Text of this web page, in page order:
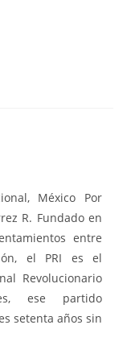
México Por
R. Fundado en
entre
el PRI es el
Revolucionario
ese partido
setenta años sin